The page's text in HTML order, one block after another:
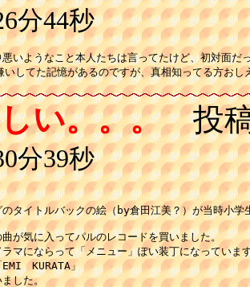
分44秒
いようなこと本人たちは言ってたけど、初対面だ
いしてた記憶があるのですが、真相知ってる方おし
い。。。投稿
分39秒
のタイトルバックの絵（by倉田江美？）が当時小学
が気に入ってパルのレコードを買いました。
マにならって「メニュー」ぽい装丁になっていま
　KURATA」
した。